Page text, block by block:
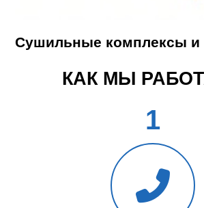
Сушильные комплексы и
КАК МЫ
1